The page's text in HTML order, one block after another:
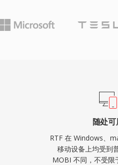
随处可
RTF 在 Windows、
移动设备上均受到
MOBI 不同，不受限